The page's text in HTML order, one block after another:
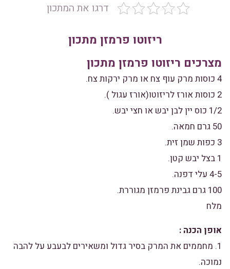
דרגו את המתכון
ריזוטו פרמזן מתכון
מצרכים ריזוטו פרמזן מתכון
4 כוסות מרק עוף צח או מרק ירקות צח.
2 כוסות אורז לריזוטו(אורז עגול ).
1/2 כוס יין לבן יבש או חצי יבש.
50 גרם חמאה.
3 כפות שמן זית.
1 בצל יבש קטן.
4-5 עלי דפנה.
100 גרם גבינת פרמזן מגוררת.
מלח
אופן הכנה :
1. מחממים את המרק בסיר גדול ומשאירים לבעבע על להבה
נמוכה.